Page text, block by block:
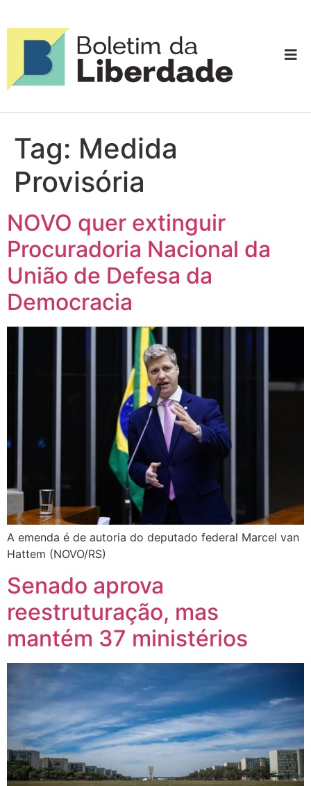
Tag: Medida
Provisória
NOVO quer extinguir
Procuradoria Nacional da
União de Defesa da
Democracia
A emenda é de autoria do deputado federal Marcel van
Hattem (NOVO/RS)
Senado aprova
reestruturação, mas
mantém 37 ministérios